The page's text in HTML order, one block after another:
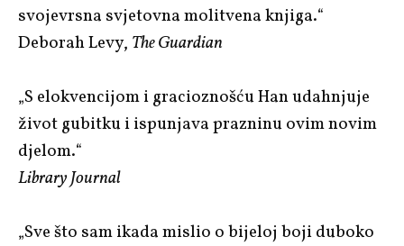
svojevrsna svjetovna molitvena knjiga.“
Deborah Levy, The Guardian
„S elokvencijom i gracioznošću Han udahnjuje
život gubitku i ispunjava prazninu ovim novim
djelom.“
Library Journal
„Sve što sam ikada mislio o bijeloj boji duboko